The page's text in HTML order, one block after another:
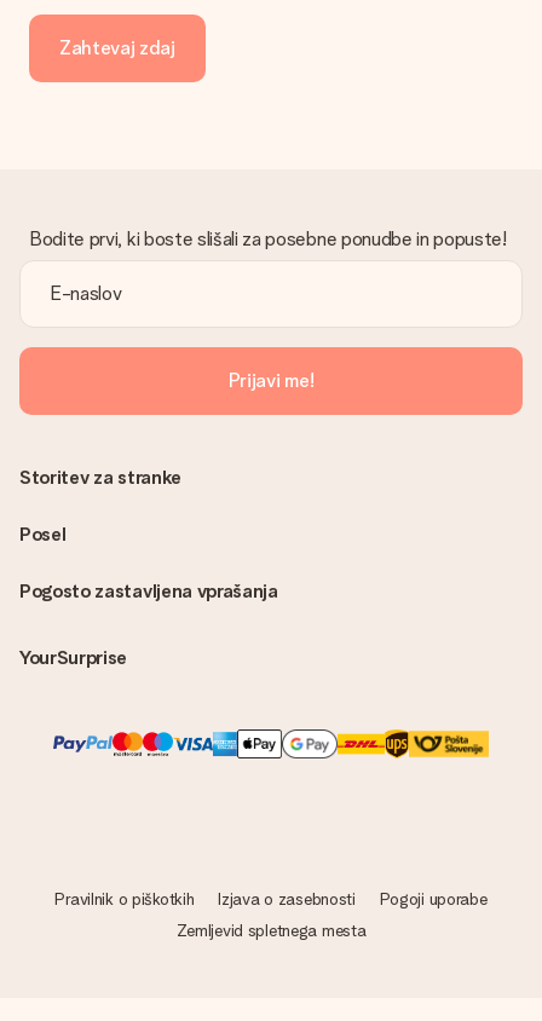
potrditvenem e-poštnem sporočilu in ga lahko vedno najdete
v svojem računu MySurprise. To pomeni, da lahko darilo
dostavite neposredno prejemniku, zaradi česar bo resnično
Zahtevaj zdaj
Bodite prvi, ki boste slišali za posebne ponudbe in popuste!
Prijavi me!
Pogosto zastavljena vprašanja
YourSurprise
Storitev za stranke
Posel
Pravilnik o piškotkih Izjava o zasebnosti
Pogoji uporabe
Zemljevid spletnega mesta